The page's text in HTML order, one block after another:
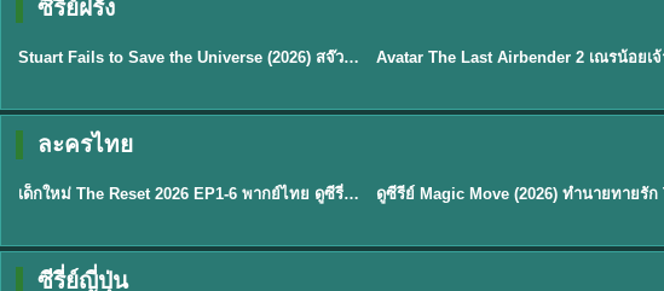
ซีรี่ย์ฝรั่ง
★8.8 EP.2
พากย์ไทย
Stuart Fails to Save the Universe (2026) สจ๊วตล่มแผนกู้จักรวาล พากย์ไทย EP1-10 ★7.8
ละครไทย
★ 8 EP.6
พากย์ไทย
เด็กใหม่ The Reset 2026 EP1-6 พากย์ไทย ดูซีรี่ย์ Netflix ล่าสุด HD
ซีรี่ย์ญี่ปุ่น